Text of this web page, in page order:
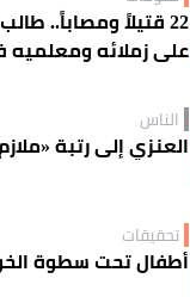
22 قتيلاً ومصاباً..
على زملائه
الناس
العنزي إلى رتبة
تحقيقات
أطفال تحت سطوة